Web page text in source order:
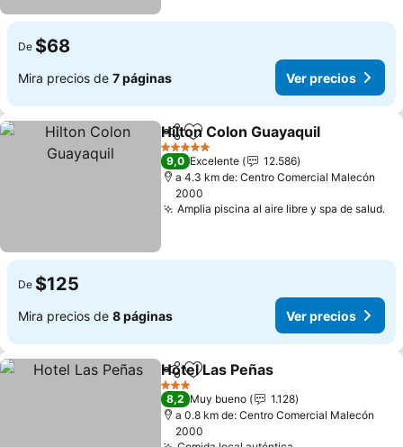
De $68
Mira precios de 7 páginas Ver precios
CompartirAgregar a favoritos
Hilton Colon Guayaquil
5 Estrellas
9,0 Excelente
12.586
a 4.3 km de: Centro Comercial Malecón
2000
Amplia piscina al aire libre y spa de salud.
De $125
Mira precios de 8 páginas Ver precios
CompartirAgregar a favoritos
Hotel Las Peñas
3 Estrellas
8,2 Muy bueno
1.128
a 0.8 km de: Centro Comercial Malecón
2000